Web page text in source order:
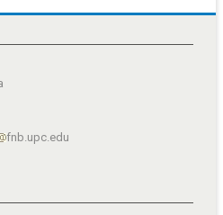
fnb.upc.edu